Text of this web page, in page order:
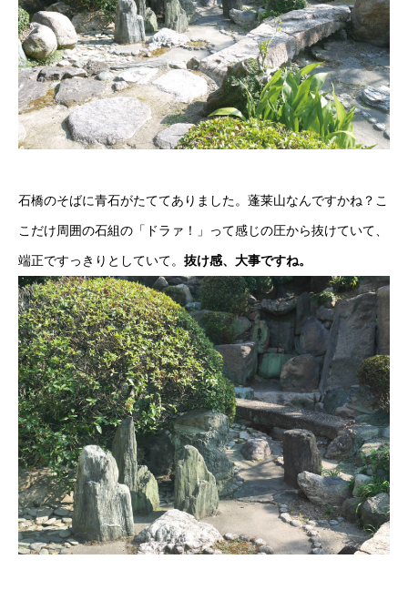
石橋のそばに青石がたててありました。蓬莱山なんですかね？こ
こだけ周囲の石組の「ドラァ！」って感じの圧から抜けていて、
端正ですっきりとしていて。 抜け感、大事ですね。